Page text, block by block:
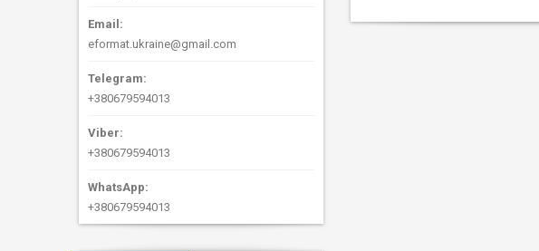
eformat.ukraine@gmail.com
+380679594013
+380679594013
+380679594013